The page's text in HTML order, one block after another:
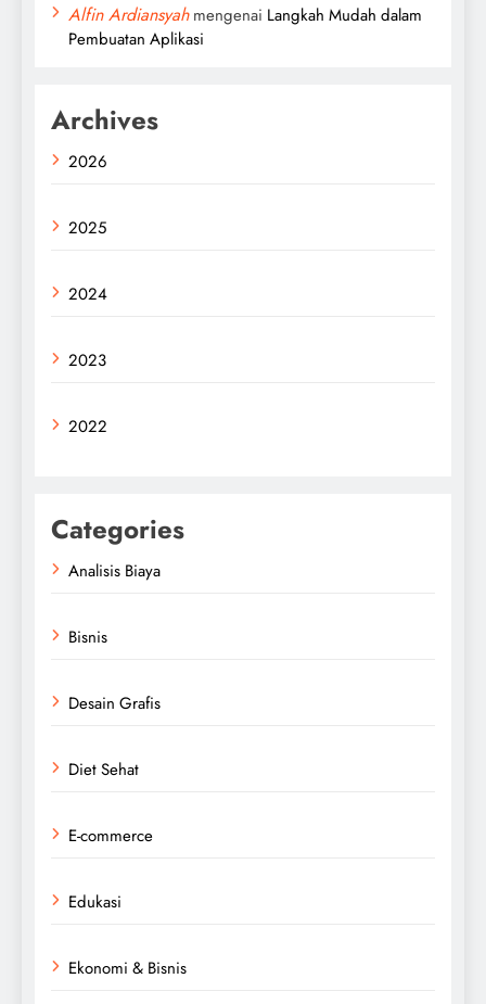
Alfin Ardiansyahmengenai Langkah Mudah dalam
Pembuatan Aplikasi
Archives
2026
2025
2024
2023
2022
Categories
Analisis Biaya
Bisnis
Desain Grafis
Diet Sehat
E-commerce
Edukasi
Ekonomi & Bisnis